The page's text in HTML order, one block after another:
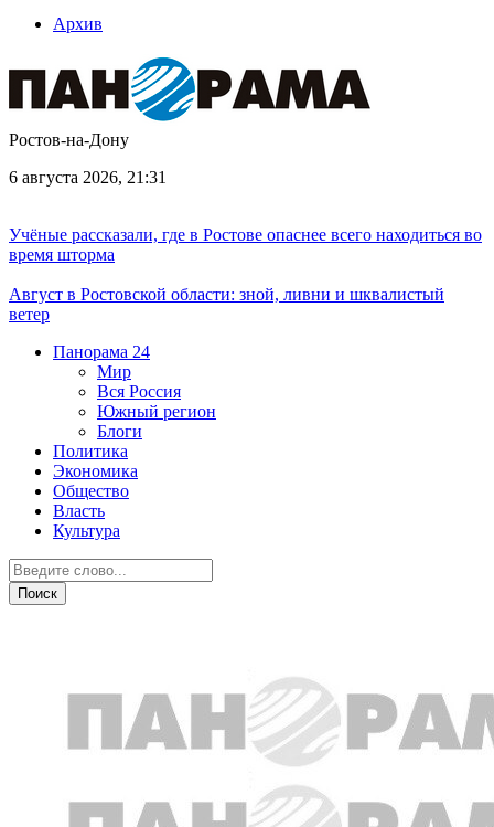
Архив
Ростов-на-Дону
6 августа 2026, 21:31
Учёные рассказали, где в Ростове опаснее всего находиться во
время шторма
Август в Ростовской области: зной, ливни и шквалистый
ветер
Панорама 24
Мир
Вся Россия
Южный регион
Блоги
Политика
Экономика
Общество
Власть
Культура